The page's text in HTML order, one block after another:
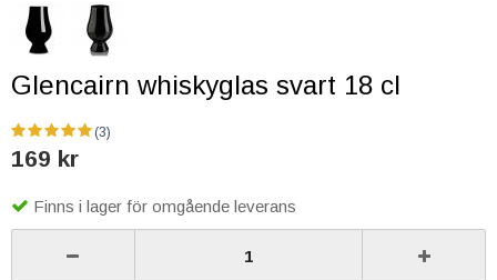
Glencairn whiskyglas svart 18 cl
(3)
169 kr
Finns i lager för omgående leverans